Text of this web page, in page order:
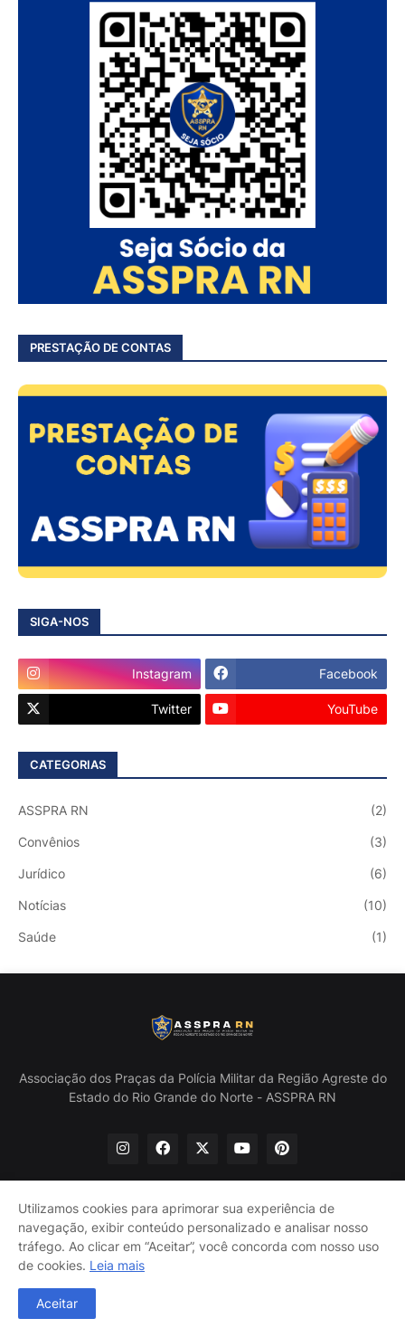
PRESTAÇÃO DE CONTAS
SIGA-NOS
Instagram Facebook
Twitter YouTube
CATEGORIAS
ASSPRA RN (2)
Convênios (3)
Jurídico (6)
Notícias (10)
Saúde (1)
Associação dos Praças da Polícia Militar da Região Agreste do
Estado do Rio Grande do Norte - ASSPRA RN
@ASSPRA RN Todos os direitos reservados. Design por
Início Quem Somos
Política de Privacidade
Contate-nos
Utilizamos cookies para aprimorar sua experiência de
navegação, exibir conteúdo personalizado e analisar nosso
tráfego. Ao clicar em “Aceitar”, você concorda com nosso uso
de cookies. Leia mais
Aceitar